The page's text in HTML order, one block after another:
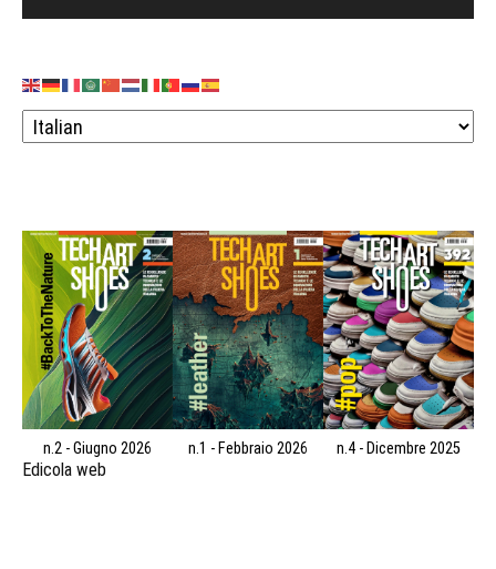
n.2 - Giugno 2026 n.1 - Febbraio 2026 n.4 - Dicembre 2025
Edicola web